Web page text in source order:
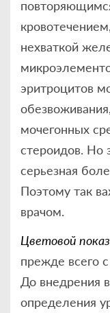
нехваткой
эритроцитов
мочегонных
стероидов. Но
серьезная
Поэтому так
врачом.
Цветовой
прежде всего
До внедрения
определения